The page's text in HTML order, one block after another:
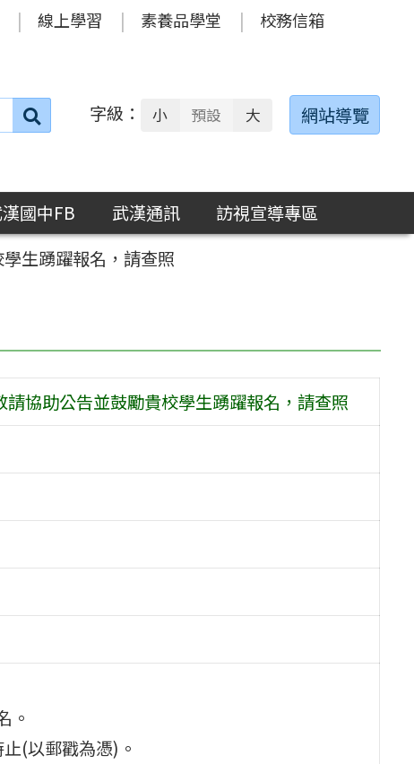
線上學習 素養品學堂 校務信箱
搜
字級： 小 預設 大 網站導覽
國中FB 武漢通訊
訪視宣導專區
生踴躍報名，請查照
協助公告並鼓勵貴校學生踴躍報名，請查照
。
(以郵戳為憑)。